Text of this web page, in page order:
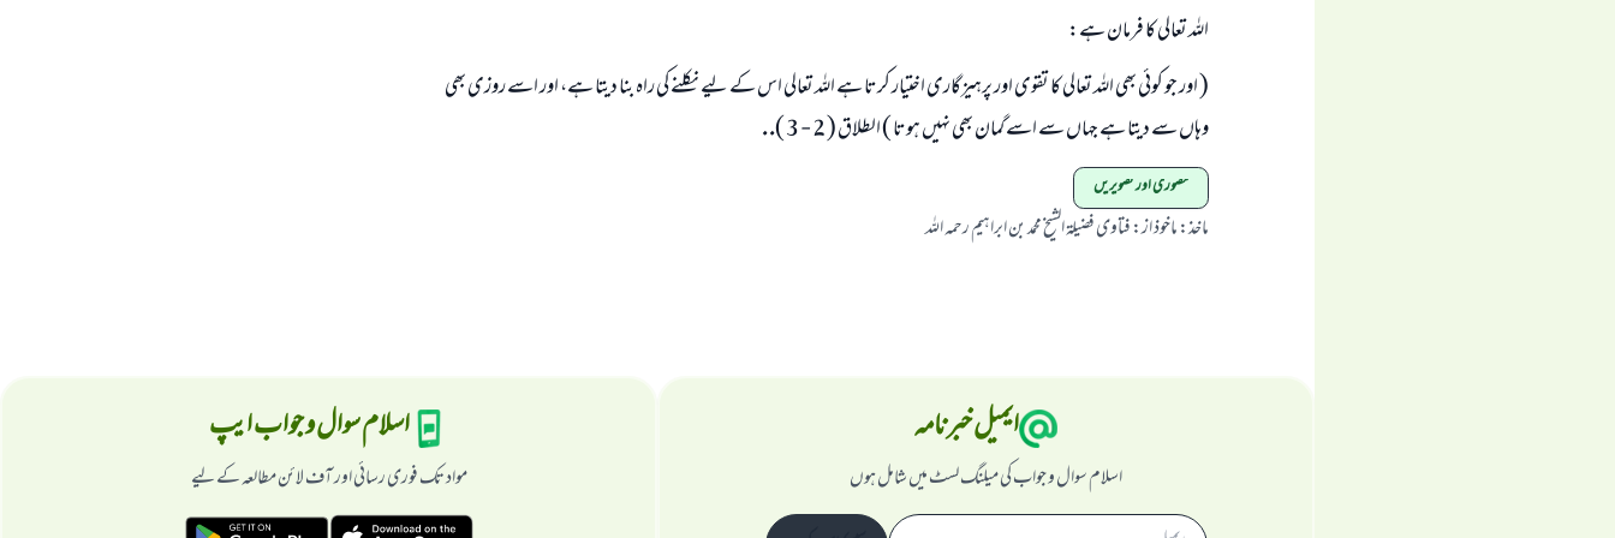
اللہ تعالى كا فرمان ہے:
( اور جو كوئى بھى اللہ تعالى كا تقوى اور پرہيزگارى اختيار كرتا ہے اللہ تعالى اس كے ليے نكلنے كى راہ بنا ديتا ہے، اور اسے روزى بھى
وہاں سے ديتا ہے جہاں سے اسے گمان بھى نہيں ہوتا ) الطلاق ( 2 - 3 ). .
مصوری اور تصویریں
ماخذ:ماخوذ از: فتاوى فضيلۃ الشيخ محمد بن ابراہيم رحمہ اللہ
ایمیل خبرنامہ
اسلام سوال و جواب کی میلنگ لسٹ میں شامل ہوں
اسلام سوال و جواب ایپ
مواد تک فوری رسائی اور آف لائن مطالعہ کے لیے